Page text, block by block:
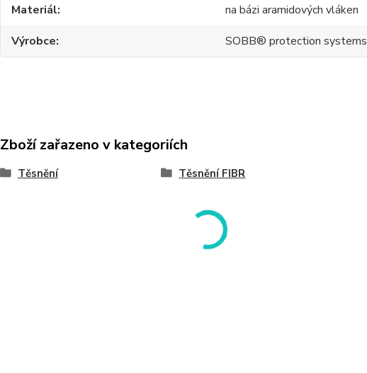
Materiál
na bázi aramidových vláken
Výrobce
SOBB® protection systems
Zboží zařazeno v kategoriích
Těsnění Těsnění FIBR